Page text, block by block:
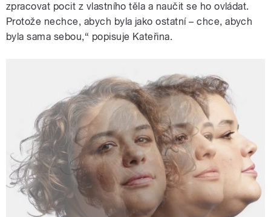
zpracovat pocit z vlastního těla a naučit se ho ovládat.
Protože nechce, abych byla jako ostatní – chce, abych
byla sama sebou,“ popisuje Kateřina.